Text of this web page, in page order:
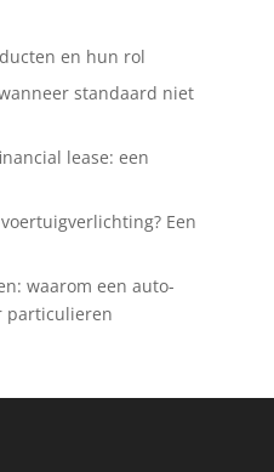
en hun rol
standaard niet
lease: een
Een
waarom een auto-
particulieren